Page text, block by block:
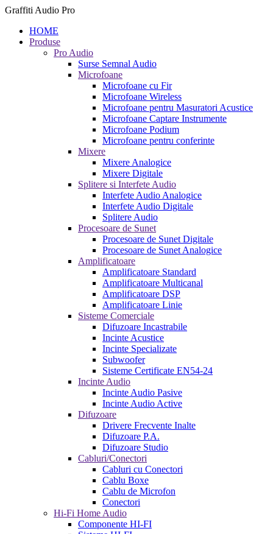
Graffiti Audio Pro
HOME
Produse
Pro Audio
Surse Semnal Audio
Microfoane
Microfoane cu Fir
Microfoane Wireless
Microfoane pentru Masuratori Acustice
Microfoane Captare Instrumente
Microfoane Podium
Microfoane pentru conferinte
Mixere
Mixere Analogice
Mixere Digitale
Splitere si Interfete Audio
Interfete Audio Analogice
Interfete Audio Digitale
Splitere Audio
Procesoare de Sunet
Procesoare de Sunet Digitale
Procesoare de Sunet Analogice
Amplificatoare
Amplificatoare Standard
Amplificatoare Multicanal
Amplificatoare DSP
Amplificatoare Linie
Sisteme Comerciale
Difuzoare Incastrabile
Incinte Acustice
Incinte Specializate
Subwoofer
Sisteme Certificate EN54-24
Incinte Audio
Incinte Audio Pasive
Incinte Audio Active
Difuzoare
Drivere Frecvente Inalte
Difuzoare P.A.
Difuzoare Studio
Cabluri/Conectori
Cabluri cu Conectori
Cablu Boxe
Cablu de Microfon
Conectori
Hi-Fi Home Audio
Componente HI-FI